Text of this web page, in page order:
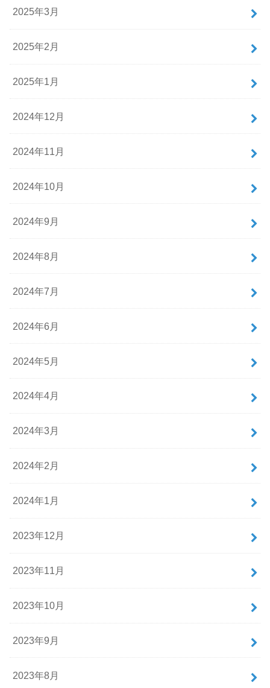
2025年3月
2025年2月
2025年1月
2024年12月
2024年11月
2024年10月
2024年9月
2024年8月
2024年7月
2024年6月
2024年5月
2024年4月
2024年3月
2024年2月
2024年1月
2023年12月
2023年11月
2023年10月
2023年9月
2023年8月